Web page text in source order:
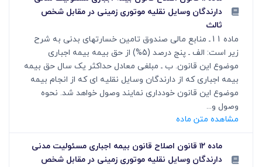
دارندگان وسایل نقلیه موتوری زمینی در مقابل شخص
ثالث
ماده 11ـ منابع مالی صندوق تامین خسارتهای بدنی به شرح
زیر است: الف ـ پنج درصد (5%) از حق بیمه بیمه اجباری
موضوع این قانون. ب ـ مبلغی معادل حداکثر یک سال حق بیمه
بیمه اجباری که از دارندگان وسایل نقلیه ای که از انجام بیمه
موضوع این قانون خودداری نمایند وصول خواهد شد. نحوه
وصول و...
مشاهده متن ماده
ماده ۱۲ قانون اصلاح قانون بیمه اجباری مسئولیت مدنی
دارندگان وسایل نقلیه موتوری زمینی در مقابل شخص